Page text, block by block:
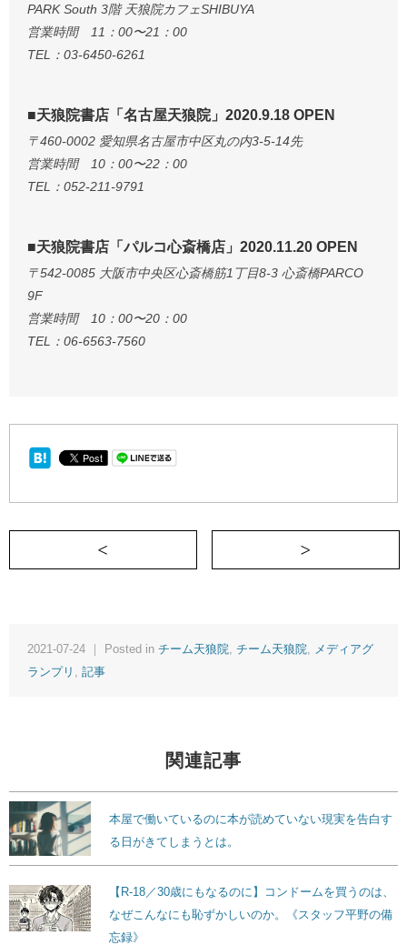
PARK South 3階 天狼院カフェSHIBUYA
営業時間 11：00〜21：00
TEL：03-6450-6261
■天狼院書店「名古屋天狼院」2020.9.18 OPEN
〒460-0002 愛知県名古屋市中区丸の内3-5-14先
営業時間 10：00〜22：00
TEL：052-211-9791
■天狼院書店「パルコ心斎橋店」2020.11.20 OPEN
〒542-0085 大阪市中央区心斎橋筋1丁目8-3 心斎橋PARCO
9F
営業時間 10：00〜20：00
TEL：06-6563-7560
＜ 毎月10分で子どもの写真を整理する方
2021-07-24 ｜ Posted in チーム天狼院 チーム天狼院
メディアグ
ランプリ
記事
関連記事
本屋で働いているのに本が読めていない現実を告白す
る日がきてしまうとは。
【R-18／30歳にもなるのに】コンドームを買うのは、
なぜこんなにも恥ずかしいのか。《スタッフ平野の備
忘録》